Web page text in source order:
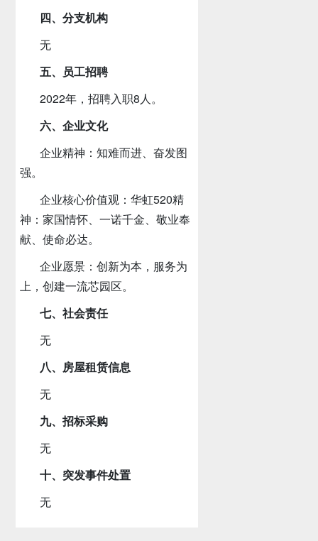
四、分支机构
无
五、员工招聘
2022年，招聘入职8人。
六、企业文化
企业精神：知难而进、奋发图
强。
企业核心价值观：华虹520精
神：家国情怀、一诺千金、敬业奉
献、使命必达。
企业愿景：创新为本，服务为
上，创建一流芯园区。
七、社会责任
无
八、房屋租赁信息
无
九、招标采购
无
十、突发事件处置
无